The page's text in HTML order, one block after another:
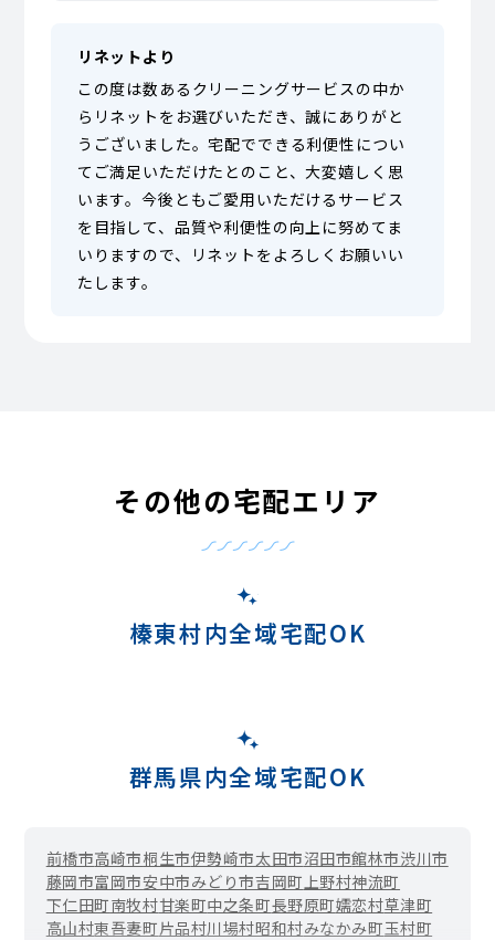
リネットより
この度は数あるクリーニングサービスの中か
らリネットをお選びいただき、誠にありがと
うございました。宅配でできる利便性につい
てご満足いただけたとのこと、大変嬉しく思
います。今後ともご愛用いただけるサービス
を目指して、品質や利便性の向上に努めてま
いりますので、リネットをよろしくお願いい
たします。
その他の宅配エリア
榛東村内全域宅配OK
群馬県内全域宅配OK
前橋市高崎市桐生市伊勢崎市太田市沼田市館林市渋川市
藤岡市富岡市安中市みどり市吉岡町上野村神流町
下仁田町南牧村甘楽町中之条町長野原町嬬恋村草津町
高山村東吾妻町片品村川場村昭和村みなかみ町玉村町